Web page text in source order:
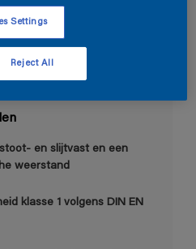
en slijtvast en een
weerstand
klasse 1 volgens DIN EN
Settings
Reject All